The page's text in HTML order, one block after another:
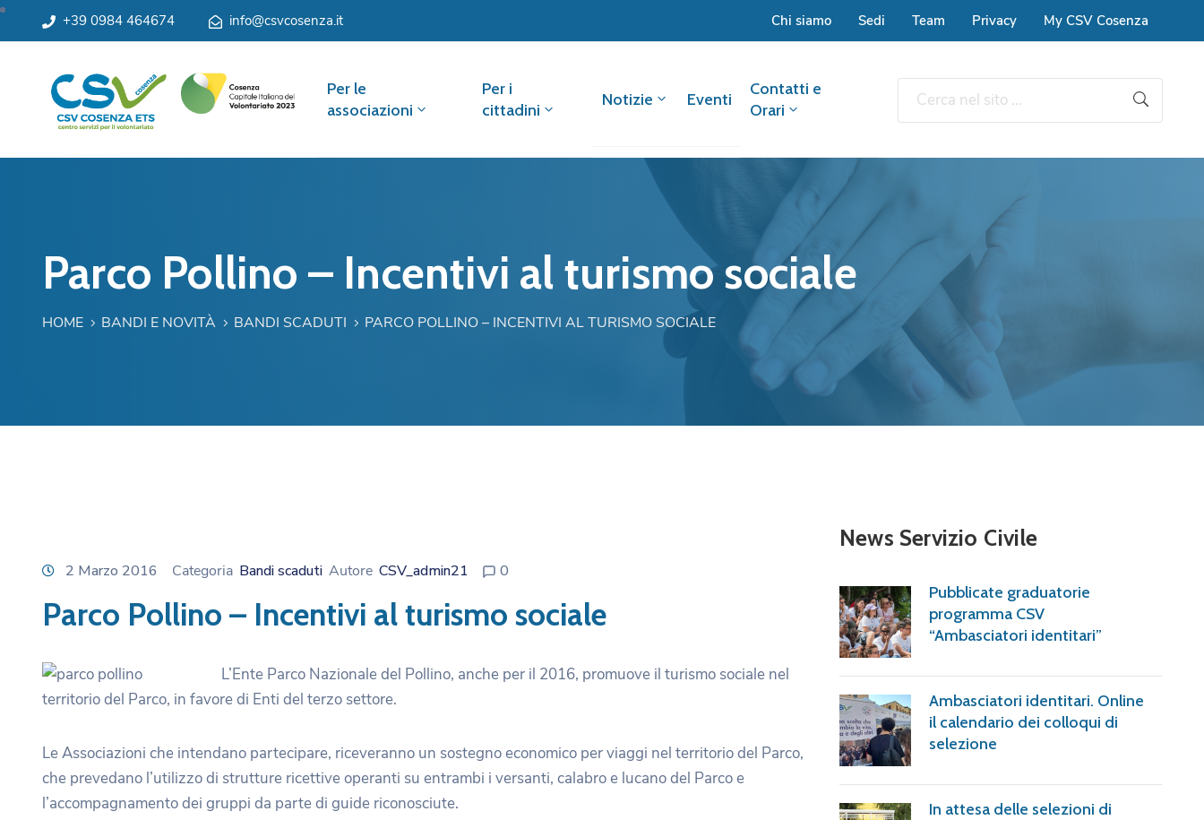
+39 0984 464674 info@csvcosenza.it Chi siamo Sedi Team Privacy My CSV Cosenza
Per le
associazioni
Per i
cittadini
Notizie Eventi
Contatti e
Orari
Parco Pollino – Incentivi al turismo sociale
HOME BANDI E NOVITÀ BANDI SCADUTI PARCO POLLINO – INCENTIVI AL TURISMO SOCIALE
2 Marzo 2016 Categoria Bandi scaduti Autore CSV_admin21 0
Parco Pollino – Incentivi al turismo sociale
L’Ente Parco Nazionale del Pollino, anche per il 2016, promuove il turismo sociale nel
territorio del Parco, in favore di Enti del terzo settore.
Le Associazioni che intendano partecipare, riceveranno un sostegno economico per viaggi nel territorio del Parco,
che prevedano l’utilizzo di strutture ricettive operanti su entrambi i versanti, calabro e lucano del Parco e
l’accompagnamento dei gruppi da parte di guide riconosciute.
News Servizio Civile
Pubblicate graduatorie
programma CSV
“Ambasciatori identitari”
Ambasciatori identitari. Online
il calendario dei colloqui di
selezione
In attesa delle selezioni di